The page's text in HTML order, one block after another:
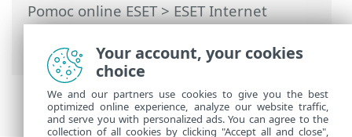
Pomoc online ESET>ESET Internet
Security>Ustawienia zaawansowane>
Zabezpieczenia > Ochrona przeglądarek
Your account, your cookies
choice
We and our partners use cookies to give you the best
optimized online experience, analyze our website traffic,
and serve you with personalized ads. You can agree to the
collection of all cookies by clicking "Accept all and close",